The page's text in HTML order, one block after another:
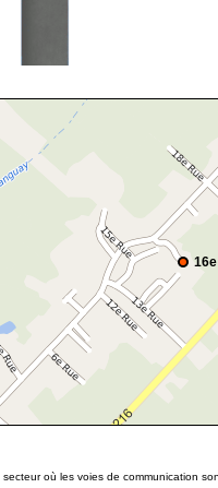
où les voies de communication